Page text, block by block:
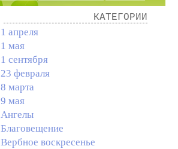
КАТЕГОРИИ
1 апреля
1 мая
1 сентября
23 февраля
8 марта
9 мая
Ангелы
Благовещение
Вербное воскресенье